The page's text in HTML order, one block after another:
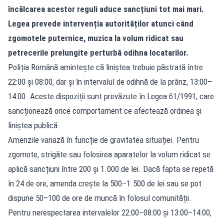
încălcarea acestor reguli aduce sancțiuni tot mai mari.
Legea prevede intervenția autorităților atunci când
zgomotele puternice, muzica la volum ridicat sau
petrecerile prelungite perturbă odihna locatarilor.
Poliția Română amintește că liniștea trebuie păstrată între
22:00 și 08:00, dar și în intervalul de odihnă de la prânz, 13:00–
14:00. Aceste dispoziții sunt prevăzute în Legea 61/1991, care
sancționează orice comportament ce afectează ordinea și
liniștea publică.
Amenzile variază în funcție de gravitatea situației. Pentru
zgomote, strigăte sau folosirea aparatelor la volum ridicat se
aplică sancțiuni între 200 și 1.000 de lei. Dacă fapta se repetă
în 24 de ore, amenda crește la 500–1.500 de lei sau se pot
dispune 50–100 de ore de muncă în folosul comunității.
Pentru nerespectarea intervalelor 22:00–08:00 și 13:00–14:00,